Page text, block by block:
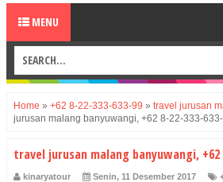
MENU
Home » +62 8-22-333-633-99 » travel jurusan
jurusan malang banyuwangi, +62 8-22-333-
travel jurusan malang banyuwangi, +62
kinaryatour Senin, 11 Desember 2017